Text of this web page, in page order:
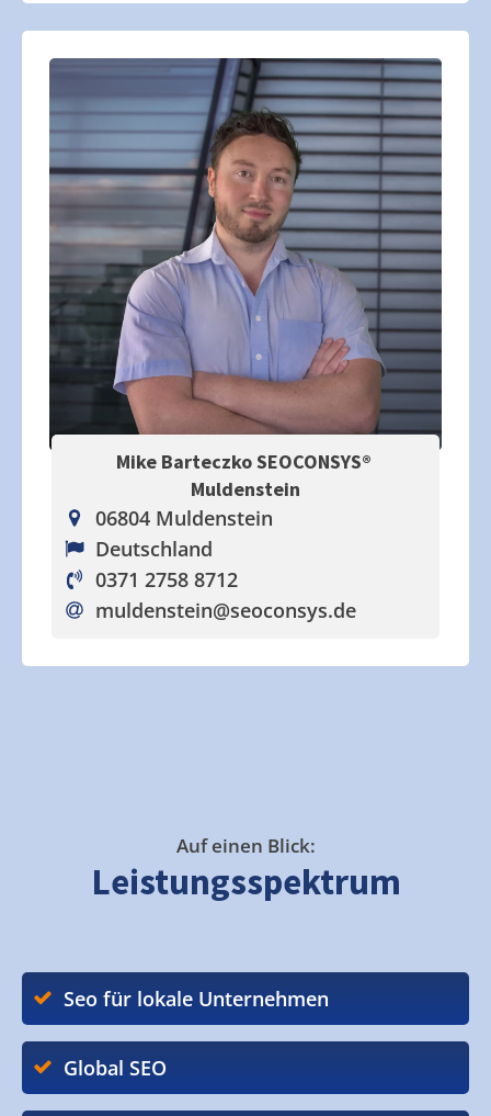
Mike Barteczko SEOCONSYS®
Muldenstein
06804 Muldenstein
Deutschland
0371 2758 8712
muldenstein@seoconsys.de
Auf einen Blick:
Leistungsspektrum
Seo für lokale Unternehmen
Global SEO